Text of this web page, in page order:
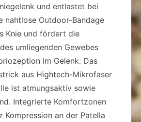
und entlastet bei
nahtlose Outdoor-Bandage
Knie und fördert die
umliegenden Gewebes
im Gelenk. Das
aus Hightech-Mikrofaser
ist atmungsaktiv sowie
Integrierte Komfortzonen
Kompression an der Patella